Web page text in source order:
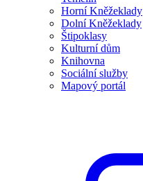
Horní Kněžeklady
Dolní Kněžeklady
Štipoklasy
Kulturní dům
Knihovna
Sociální služby
Mapový portál